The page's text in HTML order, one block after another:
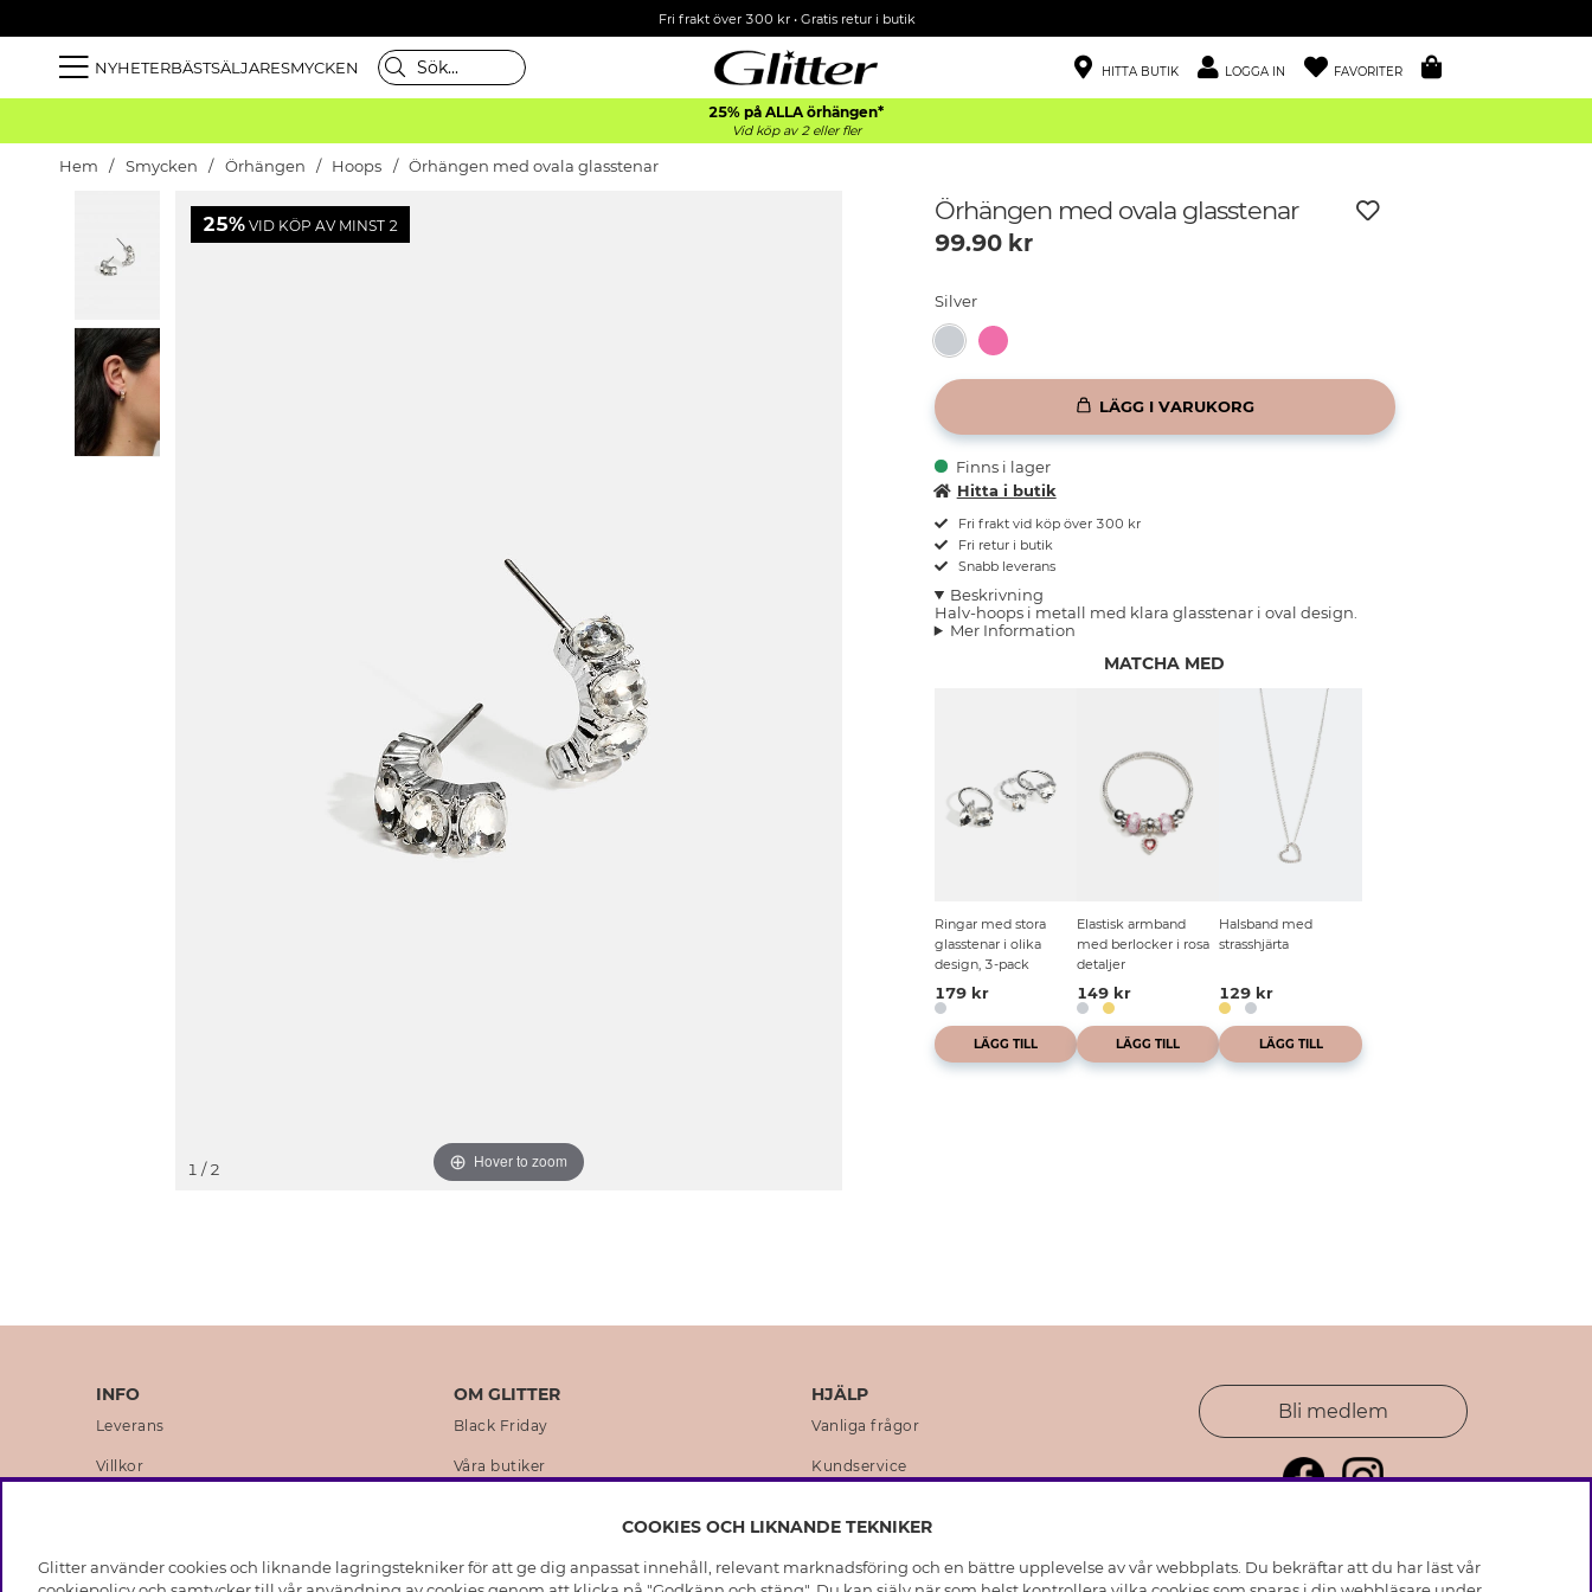
Fri frakt över 300 kr• Gratis retur i butik
NYHETERBÄSTSÄLJARESMYCKEN HITTA BUTIK LOGGA IN FAVORITER
25% på ALLA örhängen*
Vid köp av 2 eller fler
Hem Smycken Örhängen Hoops Örhängen med ovala glasstenar
25% VID KÖP AV MINST 2
Hover to zoom
1 / 2
Örhängen med ovala glasstenar
99.90kr
Silver
LÄGG I VARUKORG
Finns i lager
Hitta i butik
Fri frakt vid köp över 300 kr
Fri retur i butik
Snabb leverans
Beskrivning
Halv-hoops i metall med klara glasstenar i oval design.
Mer Information
MATCHA MED
Ringar med stora
glasstenar i olika
design, 3-pack
179 kr
LÄGG TILL
Elastisk armband
med berlocker i rosa
detaljer
149 kr
LÄGG TILL
Halsband med
strasshjärta
129 kr
LÄGG TILL
INFO
Leverans
Villkor
Medlemsvillkor
OM GLITTER
Black Friday
Våra butiker
Hållbarhet
HJÄLP
Vanliga frågor
Kundservice
Skötselråd skinnhandskar
Bli medlem
COOKIES OCH LIKNANDE TEKNIKER
Glitter använder cookies och liknande lagringstekniker för att ge dig anpassat innehåll, relevant marknadsföring och en bättre upplevelse av vår webbplats. Du bekräftar att du har läst vår